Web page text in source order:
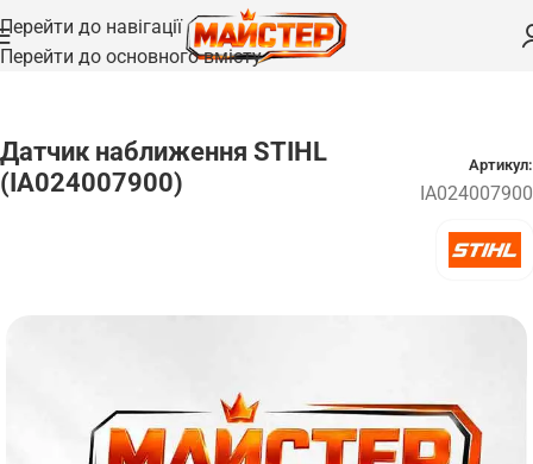
Перейти до навігації
Перейти до основного вмісту
Головна /Запчастини
Датчик наближення STIHL
(IA024007900)
Артикул:
IA024007900